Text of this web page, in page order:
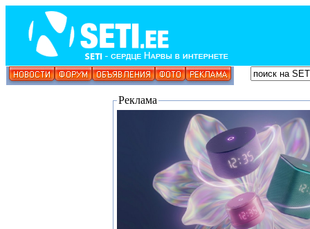
Реклама